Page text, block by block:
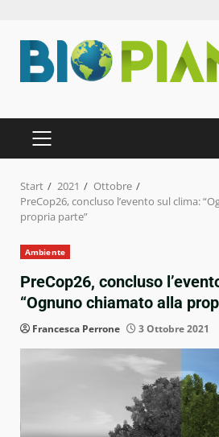
Inhalt
springen
PRIMÄRES
MENÜ
Start 2021
Ottobre
PreCop26, concluso l’evento sul clima:
propria parte”
Ambiente
PreCop26, concluso
“Ognuno chiamato alla
Francesca Perrone 3 Ottobre 2021